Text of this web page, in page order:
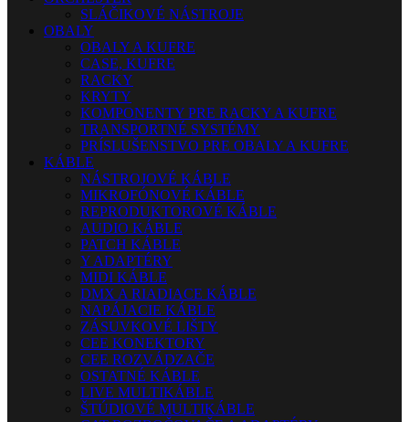
SLÁČIKOVÉ NÁSTROJE
OBALY
OBALY A KUFRE
CASE, KUFRE
RACKY
KRYTY
KOMPONENTY PRE RACKY A KUFRE
TRANSPORTNÉ SYSTÉMY
PRÍSLUŠENSTVO PRE OBALY A KUFRE
KÁBLE
NÁSTROJOVÉ KÁBLE
MIKROFÓNOVÉ KÁBLE
REPRODUKTOROVÉ KÁBLE
AUDIO KÁBLE
PATCH KÁBLE
Y ADAPTÉRY
MIDI KÁBLE
DMX A RIADIACE KÁBLE
NAPÁJACIE KÁBLE
ZÁSUVKOVÉ LIŠTY
CEE KONEKTORY
CEE ROZVÁDZAČE
OSTATNÉ KÁBLE
LIVE MULTIKÁBLE
ŠTÚDIOVÉ MULTIKÁBLE